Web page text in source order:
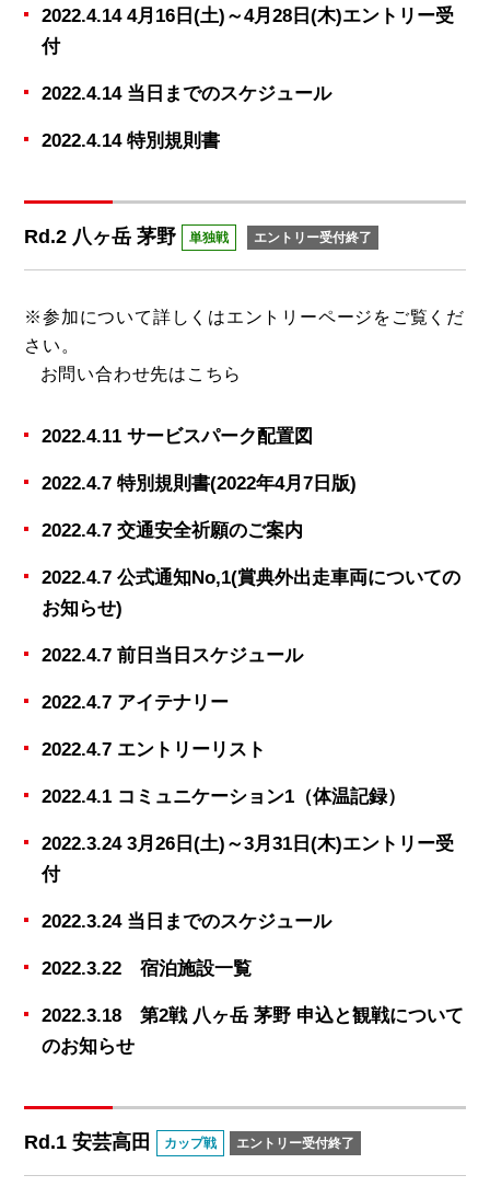
2022.4.14 4月16日(土)～4月28日(木)エントリー受
付
2022.4.14 当日までのスケジュール
2022.4.14 特別規則書
Rd.2 八ヶ岳 茅野 単独戦 エントリー受付終了
※参加について詳しくはエントリーページ をご覧くだ
さい。
お問い合わせ先は こちら
2022.4.11 サービスパーク配置図
2022.4.7 特別規則書(2022年4月7日版)
2022.4.7 交通安全祈願のご案内
2022.4.7 公式通知No,1(賞典外出走車両についての
お知らせ)
2022.4.7 前日当日スケジュール
2022.4.7 アイテナリー
2022.4.7 エントリーリスト
2022.4.1 コミュニケーション1（体温記録）
2022.3.24 3月26日(土)～3月31日(木)エントリー受
付
2022.3.24 当日までのスケジュール
2022.3.22 宿泊施設一覧
2022.3.18 第2戦 八ヶ岳 茅野 申込と観戦について
のお知らせ
Rd.1 安芸高田 カップ戦 エントリー受付終了